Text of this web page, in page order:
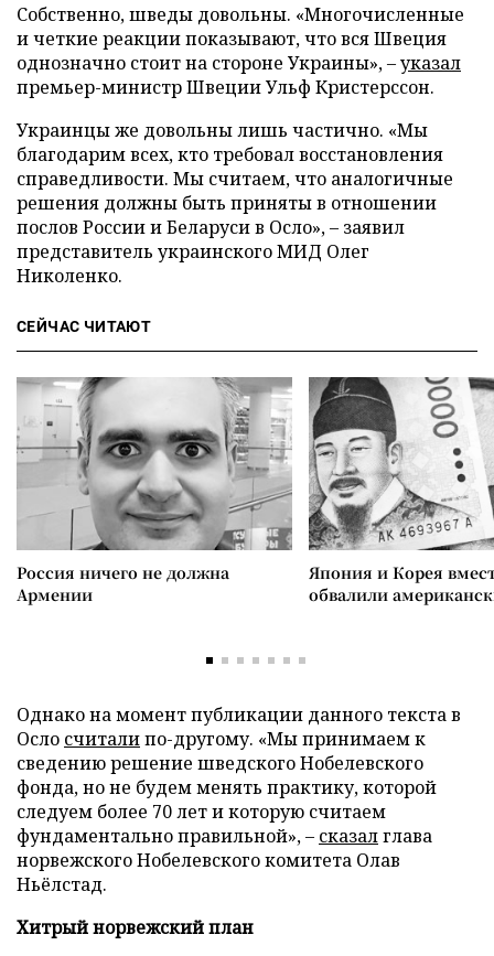
Собственно, шведы довольны. «Многочисленные
и четкие реакции показывают, что вся Швеция
однозначно стоит на стороне Украины», –указал
премьер-министр Швеции Ульф Кристерссон.
Украинцы же довольны лишь частично. «Мы
благодарим всех, кто требовал восстановления
справедливости. Мы считаем, что аналогичные
решения должны быть приняты в отношении
послов России и Беларуси в Осло», – заявил
представитель украинского МИД Олег
Николенко.
СЕЙЧАС ЧИТАЮТ
Россия ничего не должна
Армении
Япония и Корея
обвалили
Однако на момент публикации данного текста в
Осло считалипо-другому. «Мы принимаем к
сведению решение шведского Нобелевского
фонда, но не будем менять практику, которой
следуем более 70 лет и которую считаем
фундаментально правильной», – сказалглава
норвежского Нобелевского комитета Олав
Ньёлстад.
Хитрый норвежский план